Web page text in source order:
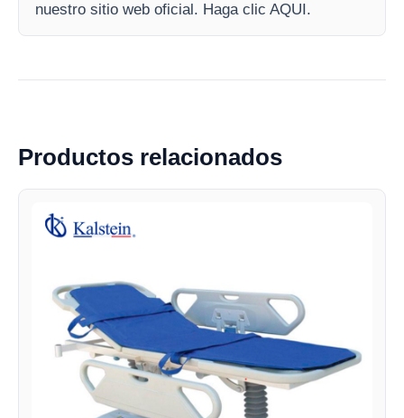
nuestro sitio web oficial. Haga clic AQUI.
Productos relacionados